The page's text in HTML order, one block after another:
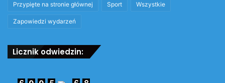
Przypięte na stronie głównej Sport Wszystkie
Zapowiedzi wydarzeń
Licznik odwiedzin: